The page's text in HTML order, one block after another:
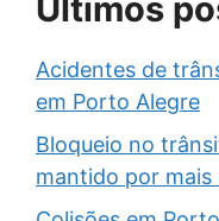
Últimos
Acidentes de
em Porto Alegre
Bloqueio no
mantido por mais